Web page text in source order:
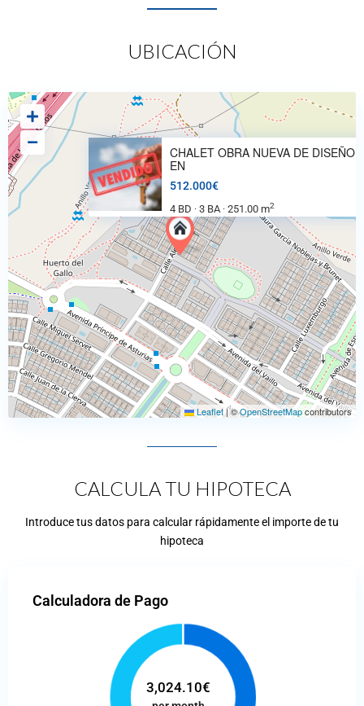
UBICACIÓN
CHALET OBRA NUEVA DE DISEÑO
EN
512.000€
4 BD · 3 BA · 251.00 m2
Leaflet|©OpenStreetMapcontributors
CALCULA TU HIPOTECA
Introduce tus datos para calcular rápidamente el importe de tu
hipoteca
Calculadora de Pago
3,024.10€